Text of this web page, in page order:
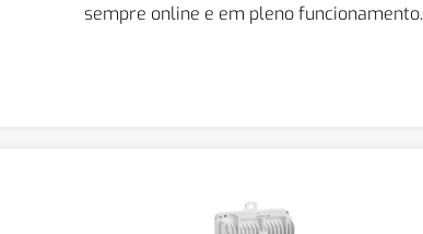
sempre online e em pleno funcionamento.